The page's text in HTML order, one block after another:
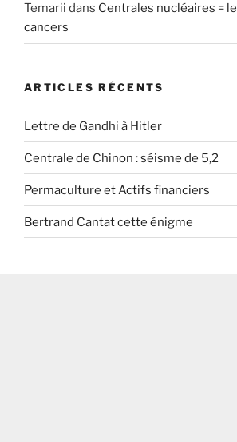
Temarii dans Centrales nucléaires =
cancers
ARTICLES RÉCENTS
Lettre de Gandhi à Hitler
Centrale de Chinon : séisme de 5,2
Permaculture et Actifs financiers
Bertrand Cantat cette énigme